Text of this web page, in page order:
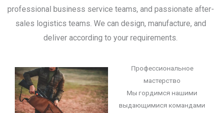
professional business service teams, and passionate after-
sales logistics teams. We can design, manufacture, and
deliver according to your requirements.
Профессиональное
мастерство
Мы гордимся нашими
выдающимися командами